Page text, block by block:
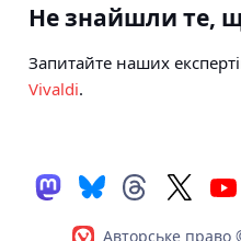
Не знайшли те,
Запитайте наших
Vivaldi.
Авторське